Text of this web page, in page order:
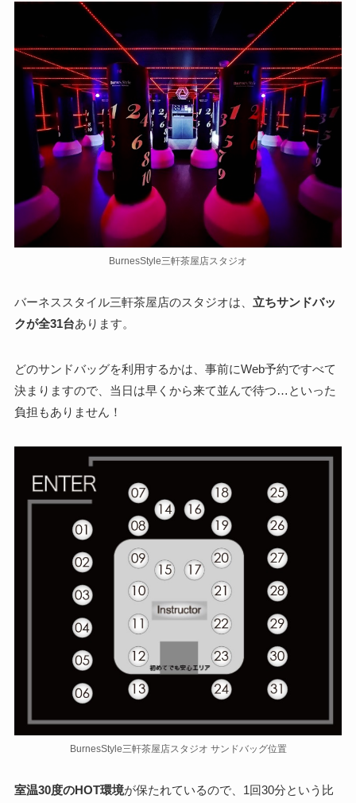
BurnesStyle三軒茶屋店スタジオ
バーネススタイル三軒茶屋店のスタジオは、 立ちサンドバッ
クが全31台あります。
どのサンドバッグを利用するかは、事前にWeb予約ですべて
決まりますので、当日は早くから来て並んで待つ…といった
負担もありません！
BurnesStyle三軒茶屋店スタジオ サンドバッグ位置
室温30度のHOT環境が保たれているので、1回30分という比